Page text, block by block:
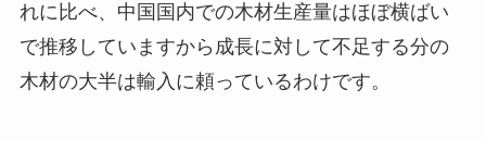
れに比べ、中国国内での木材生産量はほぼ横ばい
で推移していますから成長に対して不足する分の
木材の大半は輸入に頼っているわけです。